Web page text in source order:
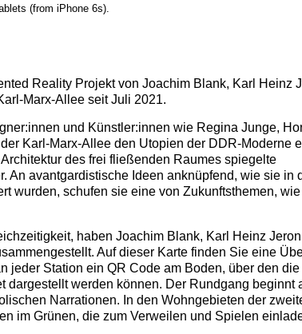
(from iPhone 6s).
Reality Projekt von Joachim Blank, Karl Heinz
Marx-Allee seit Juli 2021.
und Künstler:innen wie Regina Junge,
Karl-Marx-Allee den Utopien der DDR-Moderne
des frei fließenden Raumes spiegelte
An avantgardistische Ideen anknüpfend, wie sie in
wurden, schufen sie eine von Zukunftsthemen,
haben Joachim Blank, Karl Heinz
Auf dieser Karte finden Sie eine
jeder Station ein QR Code am Boden, über den die
dargestellt werden können. Der Rundgang beginnt
Narrationen. In den Wohngebieten der
im Grünen, die zum Verweilen und Spielen